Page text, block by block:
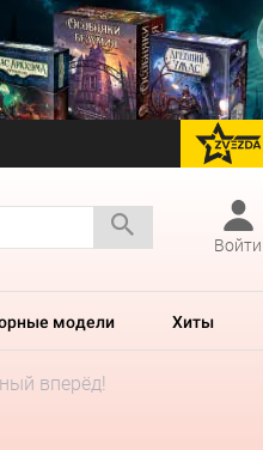
Войти
модели Хиты
вперёд!